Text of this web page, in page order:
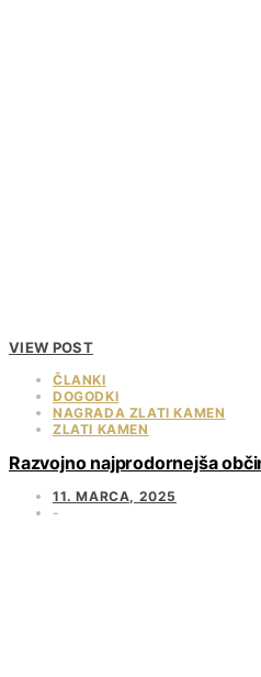
VIEW POST
ČLANKI
DOGODKI
NAGRADA ZLATI KAMEN
ZLATI KAMEN
Razvojno najprodornejša
11. MARCA, 2025